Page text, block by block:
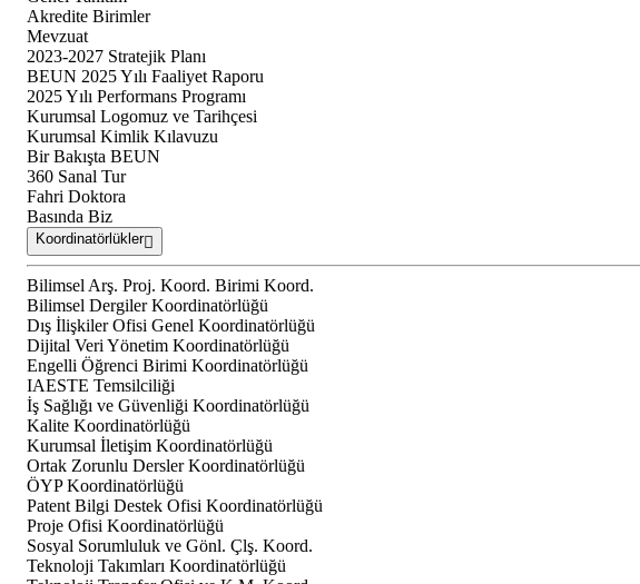
Akredite Birimler
Mevzuat
2023-2027 Stratejik Planı
BEUN 2025 Yılı Faaliyet Raporu
2025 Yılı Performans Programı
Kurumsal Logomuz ve Tarihçesi
Kurumsal Kimlik Kılavuzu
Bir Bakışta BEUN
360 Sanal Tur
Fahri Doktora
Basında Biz
Koordinatörlükler
Bilimsel Arş. Proj. Koord. Birimi Koord.
Bilimsel Dergiler Koordinatörlüğü
Dış İlişkiler Ofisi Genel Koordinatörlüğü
Dijital Veri Yönetim Koordinatörlüğü
Engelli Öğrenci Birimi Koordinatörlüğü
IAESTE Temsilciliği
İş Sağlığı ve Güvenliği Koordinatörlüğü
Kalite Koordinatörlüğü
Kurumsal İletişim Koordinatörlüğü
Ortak Zorunlu Dersler Koordinatörlüğü
ÖYP Koordinatörlüğü
Patent Bilgi Destek Ofisi Koordinatörlüğü
Proje Ofisi Koordinatörlüğü
Sosyal Sorumluluk ve Gönl. Çlş. Koord.
Teknoloji Takımları Koordinatörlüğü